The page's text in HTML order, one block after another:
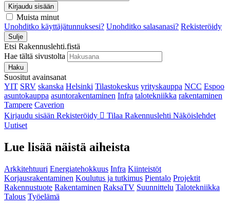
Kirjaudu sisään
Muista minut
Unohditko käyttäjätunnuksesi? Unohditko salasanasi? Rekisteröidy
Sulje
Etsi Rakennuslehti.fistä
Hae tältä sivustolta
Haku
Suositut avainsanat
YIT SRV skanska Helsinki Tilastokeskus yrityskauppa NCC Espoo
asuntokauppa asuntorakentaminen Infra talotekniikka rakentaminen
Tampere Caverion
Kirjaudu sisään Rekisteröidy Tilaa Rakennuslehti Näköislehdet
Uutiset
Lue lisää näistä aiheista
Arkkitehtuuri Energiatehokkuus Infra Kiinteistöt
Korjausrakentaminen Koulutus ja tutkimus Pientalo Projektit
Rakennustuote Rakentaminen RaksaTV Suunnittelu Talotekniikka
Talous Työelämä